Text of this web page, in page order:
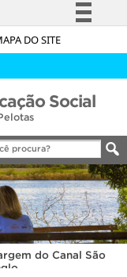
DO SITE
à informação
Canais
Social
do Canal São